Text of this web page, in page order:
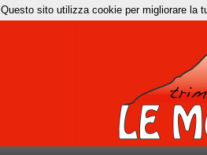
Questo sito utilizza cookie per migliorare la